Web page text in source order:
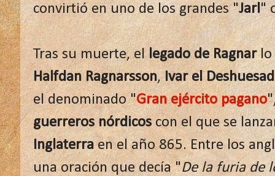
convirtió en uno de los grandes "Jarl"
Tras su muerte, ellegado de Ragnarlo
Halfdan Ragnarsson,Ivar el
el denominado "Gran ejército pagano
guerreros nórdicoscon el que se
Inglaterraen el año 865. Entre los
una oración que decía "De la furia de